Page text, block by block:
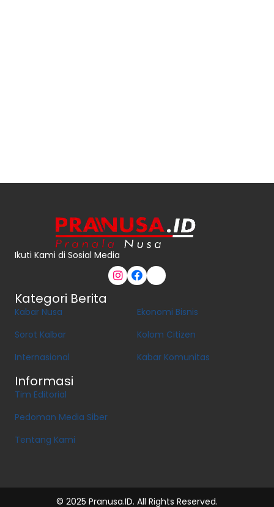
Ikuti Kami di Sosial Media
Kategori Berita
Kabar Nusa
Sorot Kalbar
Internasional
Ekonomi Bisnis
Kolom Citizen
Kabar Komunitas
Informasi
Tim Editorial
Pedoman Media Siber
Tentang Kami
© 2025 Pranusa.ID. All Rights Reserved.